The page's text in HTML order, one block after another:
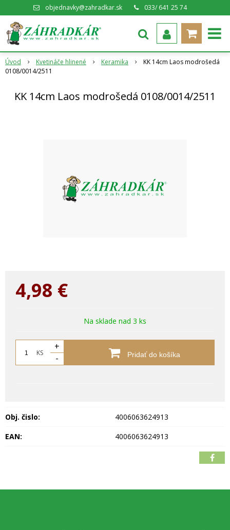
objednavky@zahradkar.sk 033/ 641 25 74
Úvod Kvetináče hlinené Keramika
KK 14cm Laos modrošedá
0108/0014/2511
KK 14cm Laos modrošedá 0108/0014/2511
4,98 €
Na sklade nad 3 ks
KS
+
-
Pridať do košíka
Obj. čislo:
4006063624913
EAN:
4006063624913